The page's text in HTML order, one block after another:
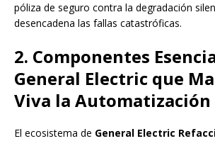
póliza de seguro contra la degradación
desencadena las fallas catastróficas.
2. Componentes
General Electric que
Viva la
El ecosistema de General Electric